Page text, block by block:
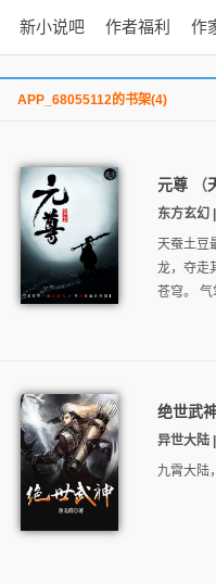
新小说吧 作者福利 作
APP_68055112的书架(4)
元尊 （
东方玄幻
天蚕土豆
龙，夺走
苍穹。
绝世武
异世大陆
九霄大陆